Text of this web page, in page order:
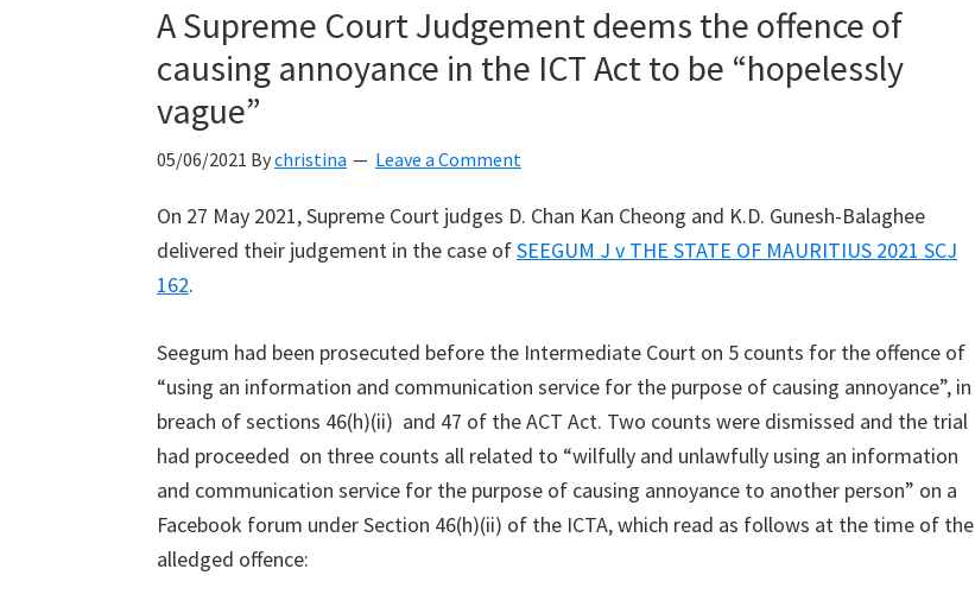
A Supreme Court Judgement deems the offence of
causing annoyance in the ICT Act to be “hopelessly
vague”
05/06/2021 Bychristina Leave a Comment
On 27 May 2021, Supreme Court judges D. Chan Kan Cheong and K.D. Gunesh-Balaghee
delivered their judgement in the case ofSEEGUM J v THE STATE OF MAURITIUS 2021 SCJ
162.
Seegum had been prosecuted before the Intermediate Court on 5 counts for the offence of
“using an information and communication service for the purpose of causing annoyance”, in
breach of sections 46(h)(ii) and 47 of the ACT Act. Two counts were dismissed and the trial
had proceeded on three counts all related to “wilfully and unlawfully using an information
and communication service for the purpose of causing annoyance to another person” on a
Facebook forum under Section 46(h)(ii) of the ICTA, which read as follows at the time of the
alledged offence: